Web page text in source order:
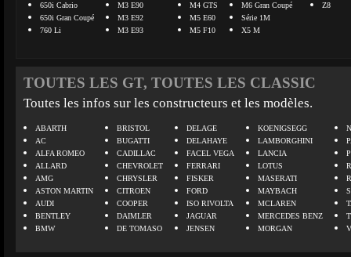
650i Cabrio
650i Gran Coupé
760 Li
M3 E90
M3 E92
M3 E93
M4 GTS
M5 E60
M5 F10
M6 Gran Coupé
Série 1M
X5 M
Z8
TOUTES LES GT, TOUTES LES CLASSIC
Toutes les infos sur les constructeurs et les modèles.
ABARTH
AC
ALFA ROMEO
ALLARD
AMG
ASTON MARTIN
AUDI
BENTLEY
BMW
BRISTOL
BUGATTI
CADILLAC
CHEVROLET
CHRYSLER
CITROEN
COOPER
DAIMLER
DE TOMASO
DELAGE
DELAHAYE
FACEL VEGA
FERRARI
FISKER
FORD
ISO RIVOLTA
JAGUAR
JENSEN
KOENIGSEGG
LAMBORGHINI
LANCIA
LOTUS
MASERATI
MAYBACH
MCLAREN
MERCEDES BENZ
MORGAN